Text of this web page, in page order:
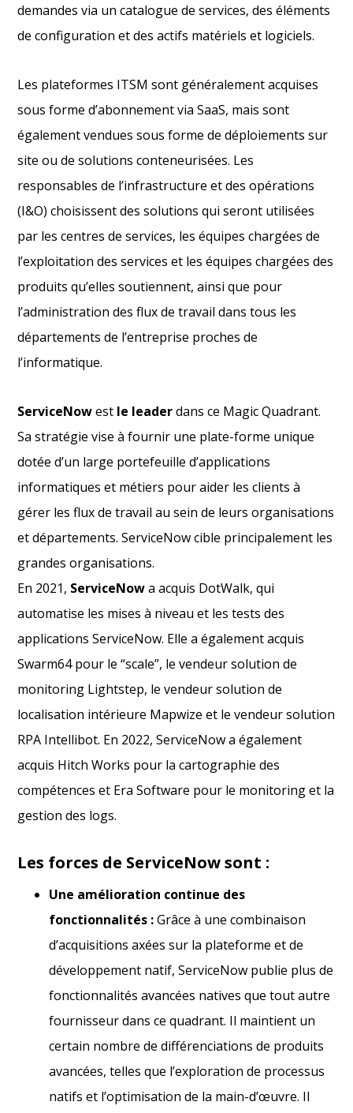
demandes via un catalogue de services, des éléments
de configuration et des actifs matériels et logiciels.
Les plateformes ITSM sont généralement acquises
sous forme d’abonnement via SaaS, mais sont
également vendues sous forme de déploiements sur
site ou de solutions conteneurisées. Les
responsables de l’infrastructure et des opérations
(I&O) choisissent des solutions qui seront utilisées
par les centres de services, les équipes chargées de
l’exploitation des services et les équipes chargées des
produits qu’elles soutiennent, ainsi que pour
l’administration des flux de travail dans tous les
départements de l’entreprise proches de
l’informatique.
ServiceNowest le leaderdans ce Magic Quadrant.
Sa stratégie vise à fournir une plate-forme unique
dotée d’un large portefeuille d’applications
informatiques et métiers pour aider les clients à
gérer les flux de travail au sein de leurs organisations
et départements. ServiceNow cible principalement les
grandes organisations.
En 2021, ServiceNowa acquis DotWalk, qui
automatise les mises à niveau et les tests des
applications ServiceNow. Elle a également acquis
Swarm64 pour le “scale”, le vendeur solution de
monitoring Lightstep, le vendeur solution de
localisation intérieure Mapwize et le vendeur solution
RPA Intellibot. En 2022, ServiceNow a également
acquis Hitch Works pour la cartographie des
compétences et Era Software pour le monitoring et la
gestion des logs.
Les forces de ServiceNow sont :
Une amélioration continue des
fonctionnalités :Grâce à une combinaison
d’acquisitions axées sur la plateforme et de
développement natif, ServiceNow publie plus de
fonctionnalités avancées natives que tout autre
fournisseur dans ce quadrant. Il maintient un
certain nombre de différenciations de produits
avancées, telles que l’exploration de processus
natifs et l’optimisation de la main-d’œuvre. Il